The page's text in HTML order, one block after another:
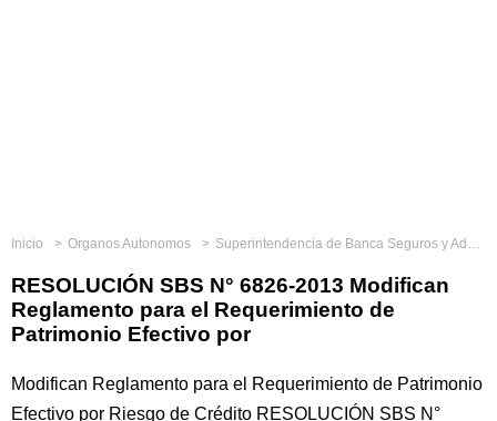
Inicio Organos Autonomos Superintendencia de Banca Seguros y Administradoras Privadas de Fondos de Pensiones
RESOLUCIÓN SBS N° 6826-2013 Modifican
Reglamento para el Requerimiento de
Patrimonio Efectivo por
Modifican Reglamento para el Requerimiento de Patrimonio
Efectivo por Riesgo de Crédito RESOLUCIÓN SBS N°